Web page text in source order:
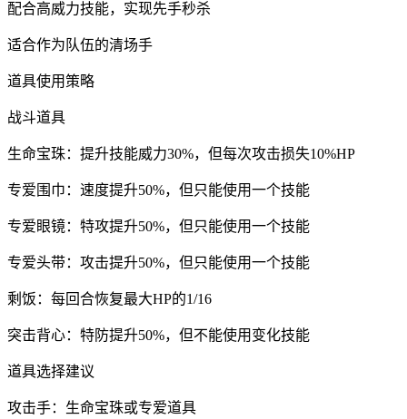
配合高威力技能，实现先手秒杀
适合作为队伍的清场手
道具使用策略
战斗道具
生命宝珠：提升技能威力30%，但每次攻击损失10%HP
专爱围巾：速度提升50%，但只能使用一个技能
专爱眼镜：特攻提升50%，但只能使用一个技能
专爱头带：攻击提升50%，但只能使用一个技能
剩饭：每回合恢复最大HP的1/16
突击背心：特防提升50%，但不能使用变化技能
道具选择建议
攻击手：生命宝珠或专爱道具